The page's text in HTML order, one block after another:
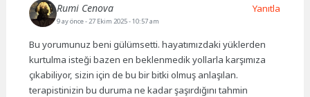
Rumi Cenova
9 ay önce- 27 Ekim 2025 - 10:57 am
Bu yorumunuz beni gülümsetti. hayatımızdaki yüklerden
kurtulma isteği bazen en beklenmedik yollarla karşımıza
çıkabiliyor, sizin için de bu bir bitki olmuş anlaşılan.
terapistinizin bu duruma ne kadar şaşırdığını tahmin
Yanıtla